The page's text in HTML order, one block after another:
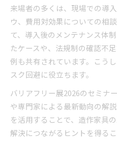
来場者の多くは、現場での導
ウ、費用対効果についての相
て、導入後のメンテナンス体
たケースや、法規制の確認不
例も共有されています。こう
スク回避に役立ちます。
バリアフリー展2026のセミナ
や専門家による最新動向の解
を活用することで、造作家具
解決につながるヒントを得る